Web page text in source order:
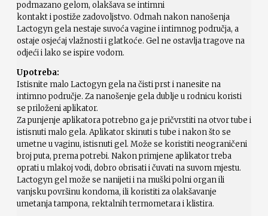
podmazano gelom, olakšava se intimni
kontakt i postiže zadovoljstvo. Odmah nakon nanošenja
Lactogyn gela nestaje suvoća vagine i intimnog područja, a
ostaje osjećaj vlažnosti i glatkoće. Gel ne ostavlja tragove na
odjeći i lako se ispire vodom.
Upotreba:
Istisnite malo Lactogyn gela na čisti prst i nanesite na
intimno područje. Za nanošenje gela dublje u rodnicu koristi
se priloženi aplikator.
Za punjenje aplikatora potrebno ga je pričvrstiti na otvor tube i
istisnuti malo gela. Aplikator skinuti s tube i nakon što se
umetne u vaginu, istisnuti gel. Može se koristiti neograničeni
broj puta, prema potrebi. Nakon primjene aplikator treba
oprati u mlakoj vodi, dobro obrisati i čuvati na suvom mjestu.
Lactogyn gel može se nanijeti i na muški polni organ ili
vanjsku površinu kondoma, ili koristiti za olakšavanje
umetanja tampona, rektalnih termometara i klistira.